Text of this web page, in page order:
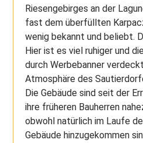
Riesengebirges an der
fast dem überfüllten
wenig bekannt und beliebt.
Hier ist es viel ruhiger und
durch Werbebanner
Atmosphäre des
Die Gebäude sind seit der
ihre früheren Bauherren
obwohl natürlich im Laufe
Gebäude hinzugekommen